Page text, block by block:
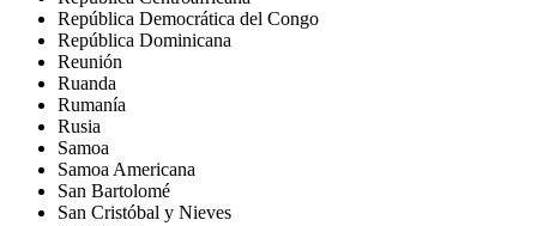
República Democrática del Congo
República Dominicana
Reunión
Ruanda
Rumanía
Rusia
Samoa
Samoa Americana
San Bartolomé
San Cristóbal y Nieves